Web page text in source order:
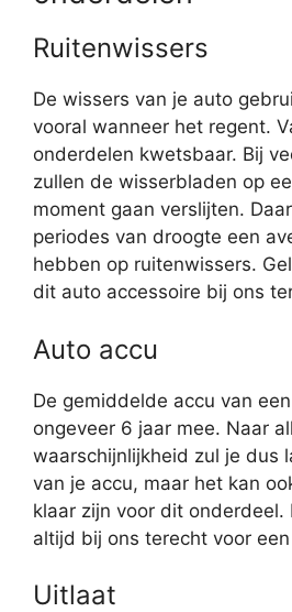
Ruitenwissers
De wissers van je auto
vooral wanneer het regent.
onderdelen kwetsbaar. Bij
zullen de wisserbladen op
moment gaan verslijten.
periodes van droogte een
hebben op ruitenwissers.
dit auto accessoire bij ons
Auto accu
De gemiddelde accu van
ongeveer 6 jaar mee. Naar
waarschijnlijkheid zul je dus
van je accu, maar het kan
klaar zijn voor dit onderdeel.
altijd bij ons terecht voor
Uitlaat